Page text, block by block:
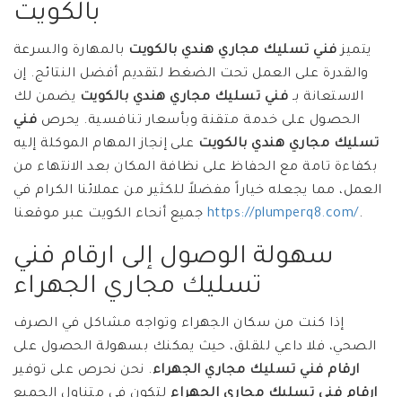
بالكويت
يتميزفني تسليك مجاري هندي بالكويت بالمهارة والسرعة
والقدرة على العمل تحت الضغط لتقديم أفضل النتائج. إن
الاستعانة بـ فني تسليك مجاري هندي بالكويت يضمن لك
الحصول على خدمة متقنة وبأسعار تنافسية. يحرص فني
تسليك مجاري هندي بالكويت على إنجاز المهام الموكلة إليه
بكفاءة تامة مع الحفاظ على نظافة المكان بعد الانتهاء من
العمل، مما يجعله خياراً مفضلاً للكثير من عملائنا الكرام في
https://plumperq8.com/.
سهولة الوصول إلى ارقام فني
تسليك مجاري الجهراء
إذا كنت من سكان الجهراء وتواجه مشاكل في الصرف
الصحي، فلا داعي للقلق، حيث يمكنك بسهولة الحصول على
ارقام فني تسليك مجاري الجهراء. نحن نحرص على توفير